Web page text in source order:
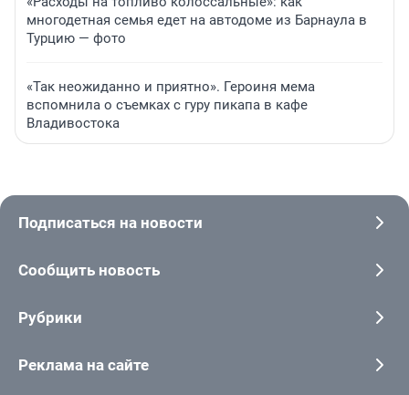
многодетная семья едет на автодоме из Барнаула в
Турцию — фото
«Так неожиданно и приятно». Героиня мема
вспомнила о съемках с гуру пикапа в кафе
Владивостока
Подписаться на новости
Сообщить новость
Рубрики
Реклама на сайте